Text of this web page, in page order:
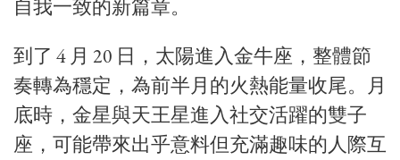
自我一致的新篇章。
到了 4 月 20 日，太陽進入金牛座，整體節
奏轉為穩定，為前半月的火熱能量收尾。月
底時，金星與天王星進入社交活躍的雙子
座，可能帶來出乎意料但充滿趣味的人際互